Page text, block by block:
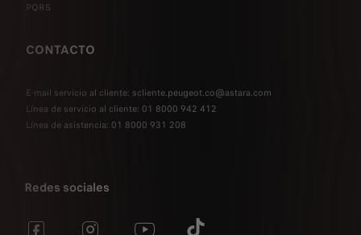
PQRS
CONTACTO
E-mail servicio al cliente: scliente.peugeot.co@astara.com
Línea de servicio al cliente: 01 8000 942 412
Línea de asistencia: 01 8000 931 208
Redes sociales